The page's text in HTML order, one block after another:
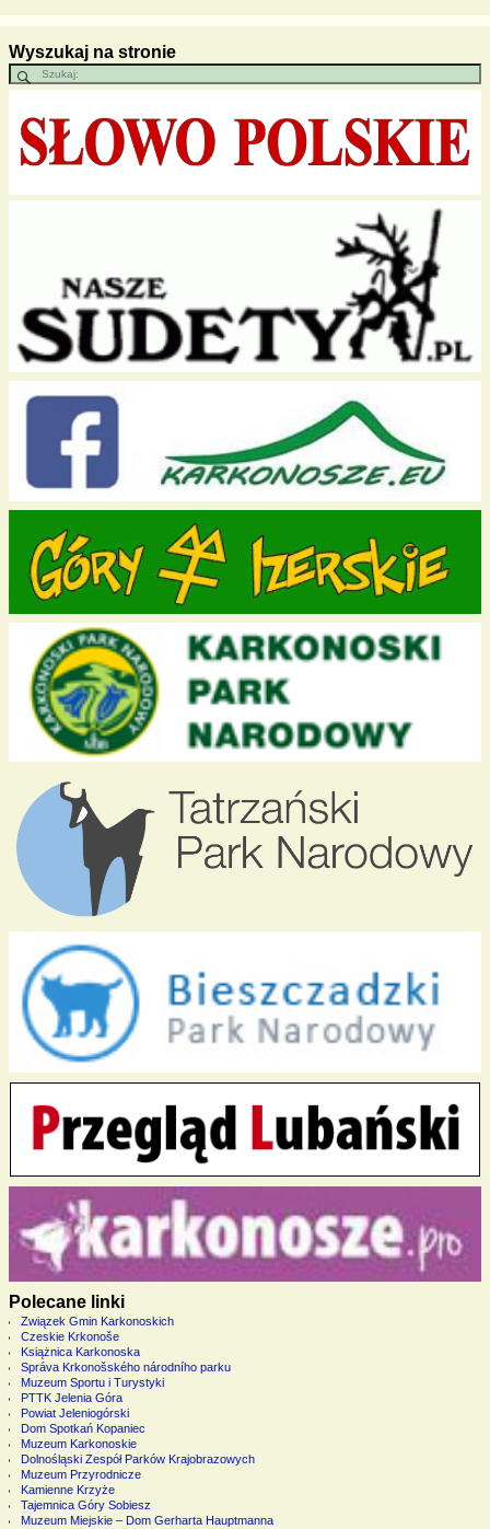
Wyszukaj na stronie
Polecane linki
Związek Gmin Karkonoskich
Czeskie Krkonoše
Książnica Karkonoska
Správa Krkonošského národního parku
Muzeum Sportu i Turystyki
PTTK Jelenia Góra
Powiat Jeleniogórski
Dom Spotkań Kopaniec
Muzeum Karkonoskie
Dolnośląski Zespół Parków Krajobrazowych
Muzeum Przyrodnicze
Kamienne Krzyże
Tajemnica Góry Sobiesz
Muzeum Miejskie – Dom Gerharta Hauptmanna